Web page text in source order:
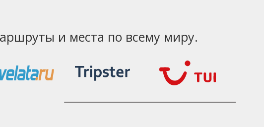
и места по всему миру.